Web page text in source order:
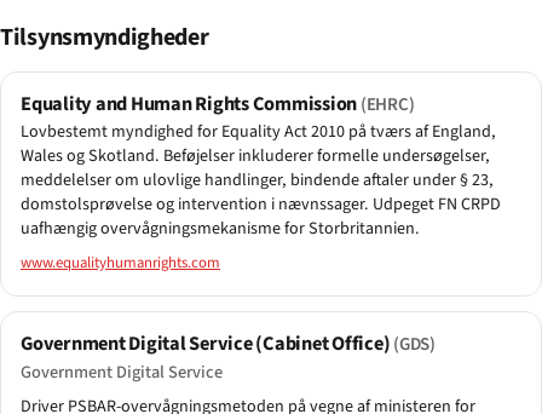
Tilsynsmyndigheder
Equality and Human Rights Commission(EHRC)
Lovbestemt myndighed for Equality Act 2010 på tværs af England,
Wales og Skotland. Beføjelser inkluderer formelle undersøgelser,
meddelelser om ulovlige handlinger, bindende aftaler under § 23,
domstolsprøvelse og intervention i nævnssager. Udpeget FN CRPD
uafhængig overvågningsmekanisme for Storbritannien.
www.equalityhumanrights.com
Government Digital Service (Cabinet Office)(GDS)
Government Digital Service
Driver PSBAR-overvågningsmetoden på vegne af ministeren for